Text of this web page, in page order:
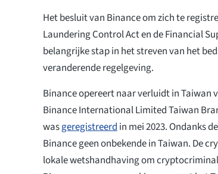
Het besluit van Binance om zich te
Laundering Control Act en de Financial
belangrijke stap in het streven van het
veranderende regelgeving.
Binance opereert naar verluidt in Taiwan
Binance International Limited Taiwan
wasgeregistreerd in mei 2023. Ondanks
Binance geen onbekende in Taiwan. De
lokale wetshandhaving om